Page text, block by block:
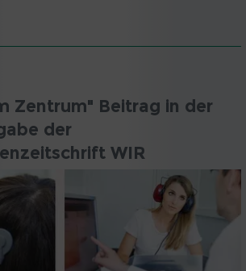
Zentrum" Beitrag in der
der
WIR